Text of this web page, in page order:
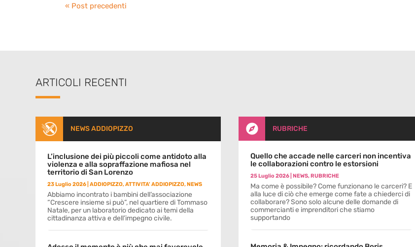
« Post precedenti
ARTICOLI RECENTI
NEWS ADDIOPIZZO
L’inclusione dei più piccoli come antidoto alla
violenza e alla sopraffazione mafiosa nel
territorio di San Lorenzo
23 Luglio 2026 ADDIOPIZZO,ATTIVITA' ADDIOPIZZO, NEWS
Abbiamo incontrato i bambini dell’associazione
“Crescere insieme si può”, nel quartiere di Tommaso
Natale, per un laboratorio dedicato ai temi della
cittadinanza attiva e dell’impegno civile.
 RUBRICHE
Quello che accade nelle carceri non incentiva
le collaborazioni contro le estorsioni
25 Luglio 2026| NEWS, RUBRICHE
Ma come è possibile? Come funzionano le carceri? E
alla luce di ciò che emerge come fate a chiederci di
collaborare? Sono solo alcune delle domande di
commercianti e imprenditori che stiamo
supportando